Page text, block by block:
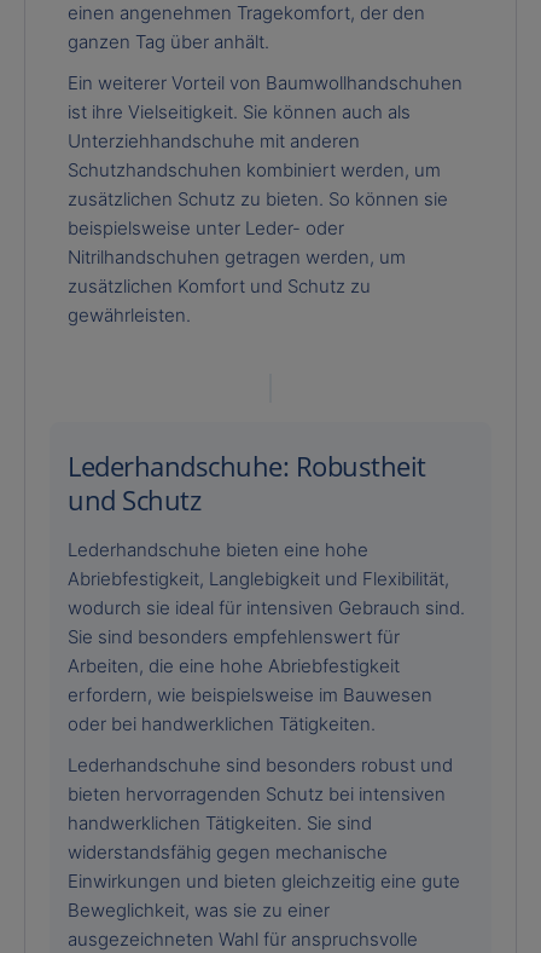
einen angenehmen Tragekomfort, der den
ganzen Tag über anhält.
Ein weiterer Vorteil von Baumwollhandschuhen
ist ihre Vielseitigkeit. Sie können auch als
Unterziehhandschuhe mit anderen
Schutzhandschuhen kombiniert werden, um
zusätzlichen Schutz zu bieten. So können sie
beispielsweise unter Leder- oder
Nitrilhandschuhen getragen werden, um
zusätzlichen Komfort und Schutz zu
gewährleisten.
Lederhandschuhe: Robustheit
und Schutz
Lederhandschuhe bieten eine hohe
Abriebfestigkeit, Langlebigkeit und Flexibilität,
wodurch sie ideal für intensiven Gebrauch sind.
Sie sind besonders empfehlenswert für
Arbeiten, die eine hohe Abriebfestigkeit
erfordern, wie beispielsweise im Bauwesen
oder bei handwerklichen Tätigkeiten.
Lederhandschuhe sind besonders robust und
bieten hervorragenden Schutz bei intensiven
handwerklichen Tätigkeiten. Sie sind
widerstandsfähig gegen mechanische
Einwirkungen und bieten gleichzeitig eine gute
Beweglichkeit, was sie zu einer
ausgezeichneten Wahl für anspruchsvolle